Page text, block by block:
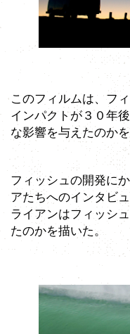
このフィルムは、フ
インパクトが３０年
な影響を与えたのか
フィッシュの開発に
アたちへのインタビ
ライアンはフィッシ
たのかを描いた。